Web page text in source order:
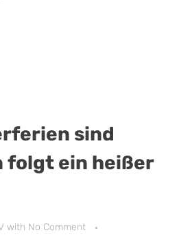
sind
folgt ein heißer
with No Comment